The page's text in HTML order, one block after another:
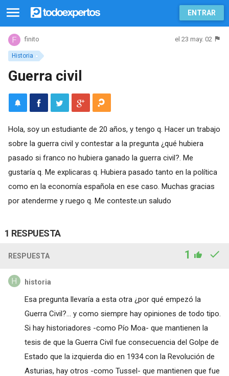
ENTRAR
Historia
finito el 23 may. 02
Guerra civil
Hola, soy un estudiante de 20 años, y tengo q. Hacer un trabajo
sobre la guerra civil y contestar a la pregunta ¿qué hubiera
pasado si franco no hubiera ganado la guerra civil?. Me
gustaría q. Me explicaras q. Hubiera pasado tanto en la política
como en la economía española en ese caso. Muchas gracias
por atenderme y ruego q. Me conteste.un saludo
1 RESPUESTA
RESPUESTA 1
historia
Esa pregunta llevaría a esta otra ¿por qué empezó la
Guerra Civil?... y como siempre hay opiniones de todo tipo.
Si hay historiadores -como Pío Moa- que mantienen la
tesis de que la Guerra Civil fue consecuencia del Golpe de
Estado que la izquierda dio en 1934 con la Revolución de
Asturias, hay otros -como Tussel- que mantienen que fue